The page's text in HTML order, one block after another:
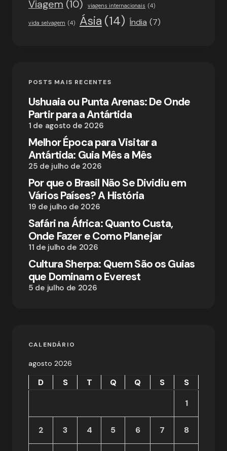
Viagem (10) viagens internacionais (4)
vida selvagem (4) Ásia (14) Índia (7)
POSTS MAIS RECENTES
Ushuaia ou Punta Arenas: De Onde
Partir para a Antártida
1 de agosto de 2026
Melhor Época para Visitar a
Antártida: Guia Mês a Mês
25 de julho de 2026
Por que o Brasil Não Se Dividiu em
Vários Países? A História
19 de julho de 2026
Safári na África: Quanto Custa,
Onde Fazer e Como Planejar
11 de julho de 2026
Cultura Sherpa: Quem São os Guias
que Dominam o Everest
5 de julho de 2026
CALENDÁRIO
agosto 2026
D S T Q Q S
S
1
2 3 4 5 6 7 8